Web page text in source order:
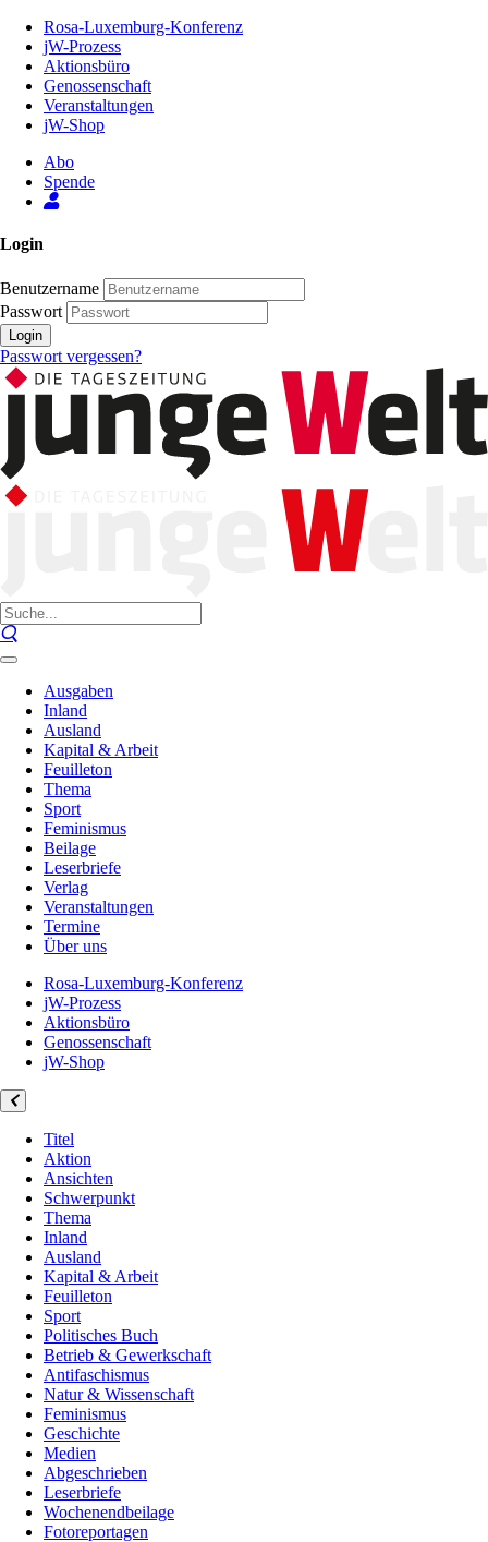
Inhalt
Seite
Rosa-Luxemburg-Konferenz
jW-Prozess
Aktionsbüro
Genossenschaft
Veranstaltungen
jW-Shop
Abo
Spende
Login
Benutzername
Passwort
Login
Passwort vergessen?
Ausgaben
Inland
Ausland
Kapital & Arbeit
Feuilleton
Thema
Sport
Feminismus
Beilage
Leserbriefe
Verlag
Veranstaltungen
Termine
Über uns
Rosa-Luxemburg-Konferenz
jW-Prozess
Aktionsbüro
Genossenschaft
jW-Shop
Titel
Aktion
Ansichten
Schwerpunkt
Thema
Inland
Ausland
Kapital & Arbeit
Feuilleton
Sport
Politisches Buch
Betrieb & Gewerkschaft
Antifaschismus
Natur & Wissenschaft
Feminismus
Geschichte
Medien
Abgeschrieben
Leserbriefe
Wochenendbeilage
Fotoreportagen